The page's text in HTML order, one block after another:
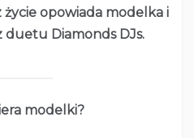
opowiada modelka i
duetu Diamonds DJs.
modelki?